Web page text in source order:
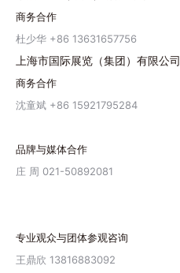
商务合作
杜少华 +86 13631657756
上海市国际展览（集团）有限公司
商务合作
沈童斌 +86 15921795284
品牌与媒体合作
庄 周 021-50892081
专业观众与团体参观咨询
王鼎欣 13816883092